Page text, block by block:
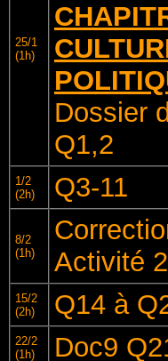
25/1
(1h)
Dossier
Q1,2
1/2
(2h)
Q3-11
8/2
(1h)
Activité
15/2
(2h)
Q14 à
22/2
(1h)
Doc9